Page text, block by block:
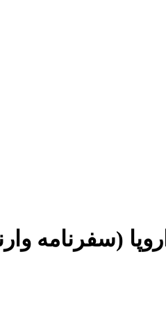
(سفرنامه